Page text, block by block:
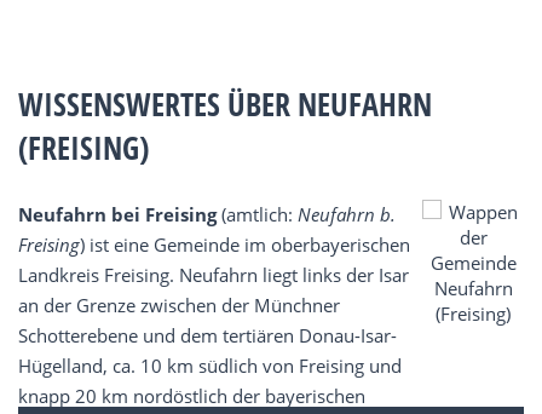
WISSENSWERTES ÜBER NEUFAHRN
(FREISING)
Neufahrn bei Freising(amtlich: Neufahrn b.
Freising) ist eine Gemeinde im oberbayerischen
Landkreis Freising. Neufahrn liegt links der Isar
an der Grenze zwischen der Münchner
Schotterebene und dem tertiären Donau-Isar-
Hügelland, ca. 10 km südlich von Freising und
knapp 20 km nordöstlich der bayerischen